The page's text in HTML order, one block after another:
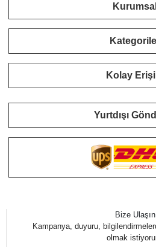
Kurumsal
Kolay
Yurtdışı
Bize Ulaşın
Kampanya, duyuru,
olmak